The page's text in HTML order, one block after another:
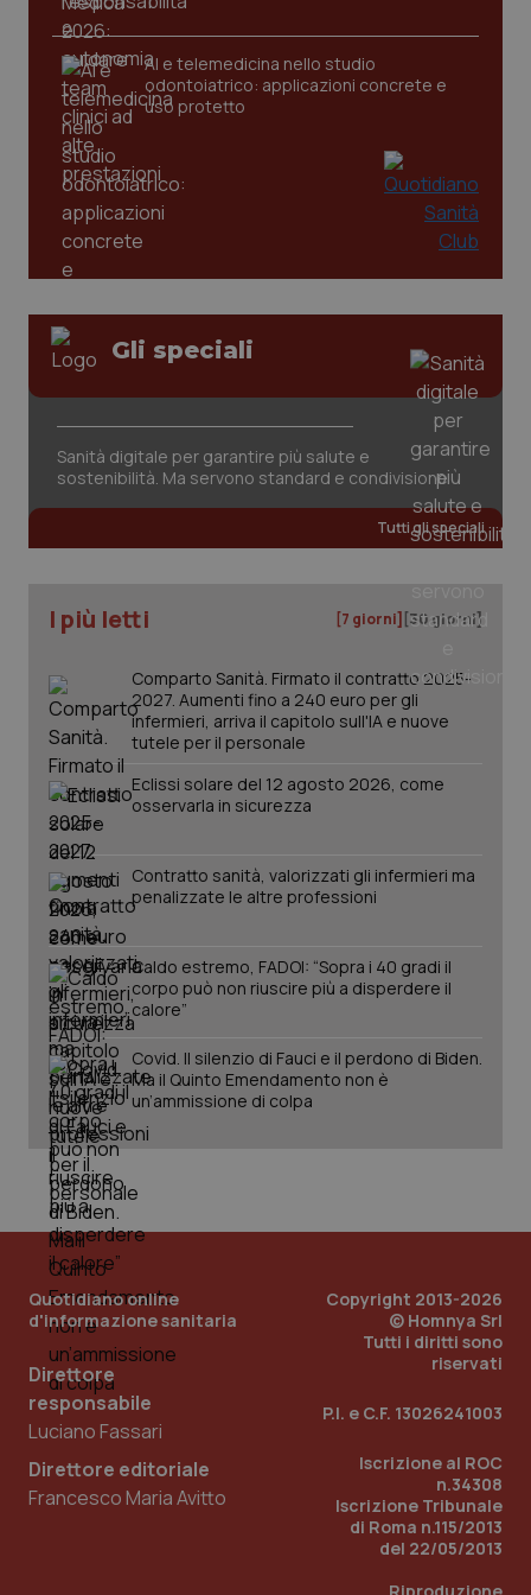
AI e telemedicina nello studio
odontoiatrico: applicazioni concrete e
uso protetto
Gli speciali
Sanità digitale per garantire più salute e
sostenibilità. Ma servono standard e condivisione
Tutti gli speciali
I più letti [7 giorni] [30 giorni]
Comparto Sanità. Firmato il contratto 2025-
2027. Aumenti fino a 240 euro per gli
infermieri, arriva il capitolo sull'IA e nuove
tutele per il personale
Eclissi solare del 12 agosto 2026, come
osservarla in sicurezza
Contratto sanità, valorizzati gli infermieri ma
penalizzate le altre professioni
Caldo estremo, FADOI: “Sopra i 40 gradi il
corpo può non riuscire più a disperdere il
calore”
Covid. Il silenzio di Fauci e il perdono di Biden.
Ma il Quinto Emendamento non è
un’ammissione di colpa
Quotidiano online
d'informazione sanitaria
Direttore
responsabile
Luciano Fassari
Direttore editoriale
Francesco Maria Avitto
Copyright 2013-2026
© Homnya Srl
Tutti i diritti sono
riservati
P.I. e C.F. 13026241003
Iscrizione al ROC
n.34308
Iscrizione Tribunale
di Roma n.115/2013
del 22/05/2013
www.quotidianosanita.it
tracking-enable
tracking-sites-ironfish-
session-id
www.quotidianosanita.it
Google LLC
.quotidianosanita.it
PHPSESSID
PHP.net
www.quotidianosanita.it